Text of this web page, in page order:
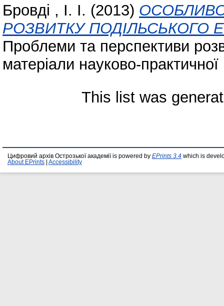
Бровді , І. І. (2013)
РОЗВИТКУ ПОДІЛЬСЬКОГО
Проблеми та перспективи
матеріали науково-
This list was
Цифровий архів Острозької академії is powered by EPrints 3.4 which is
About EPrints
Accessibility